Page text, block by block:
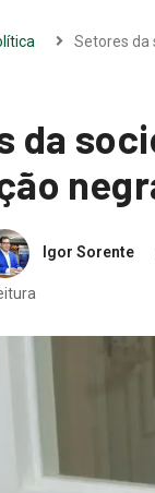
Setores da
da
Igor Sorente